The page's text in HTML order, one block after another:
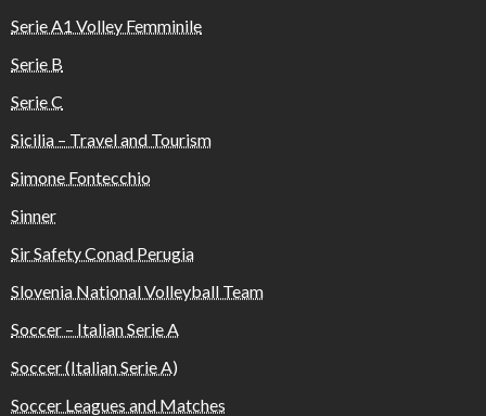
Serie A1 Volley Femminile
Serie B
Serie C
Sicilia – Travel and Tourism
Simone Fontecchio
Sinner
Sir Safety Conad Perugia
Slovenia National Volleyball Team
Soccer – Italian Serie A
Soccer (Italian Serie A)
Soccer Leagues and Matches